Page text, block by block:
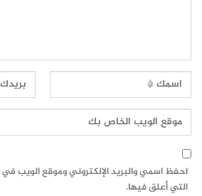
احفظ اسمي والبريد الإلكتروني وموقع الويب في
التي أعلق فيها.